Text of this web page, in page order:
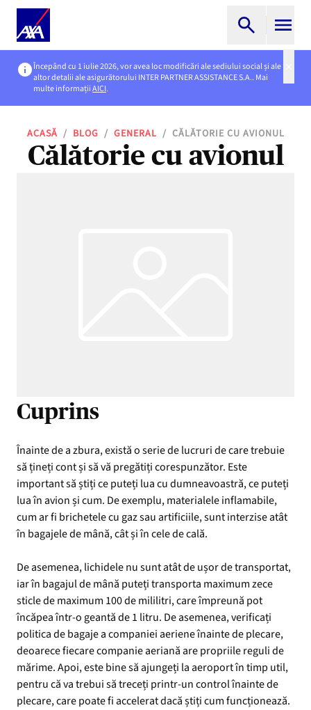
Începând cu 1 iulie 2026, vor avea loc modificări ale sediului social și ale
altor detalii ale asigurătorului INTER PARTNER ASSISTANCE S.A.. Mai
multe informațiiAICI.
ACASĂ / BLOG / GENERAL / CĂLĂTORIE CU AVIONUL
Călătorie cu avionul
Cuprins
Înainte de a zbura, există o serie de lucruri de care trebuie
să țineți cont și să vă pregătiți corespunzător. Este
important să știți ce puteți lua cu dumneavoastră, ce puteți
lua în avion și cum. De exemplu, materialele inflamabile,
cum ar fi brichetele cu gaz sau artificiile, sunt interzise atât
în bagajele de mână, cât și în cele de cală.
De asemenea, lichidele nu sunt atât de ușor de transportat,
iar în bagajul de mână puteți transporta maximum zece
sticle de maximum 100 de mililitri, care împreună pot
încăpea într-o geantă de 1 litru. De asemenea, verificați
politica de bagaje a companiei aeriene înainte de plecare,
deoarece fiecare companie aeriană are propriile reguli de
mărime. Apoi, este bine să ajungeți la aeroport în timp util,
pentru că va trebui să treceți printr-un control înainte de
plecare, care poate fi accelerat dacă știți cum funcționează.